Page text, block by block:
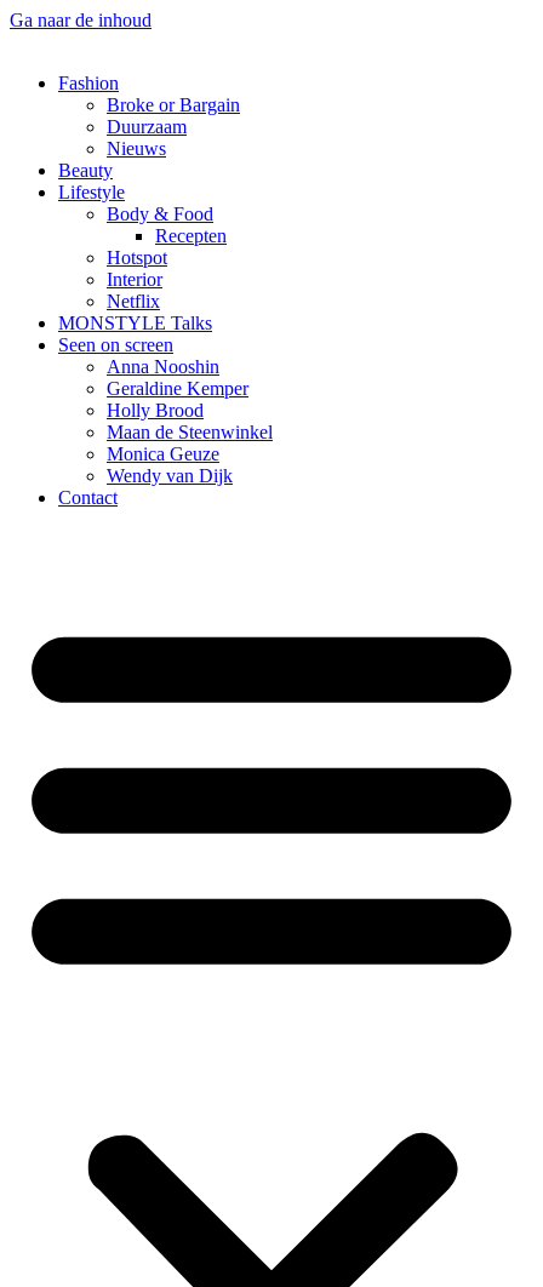
Ga naar de inhoud
Fashion
Broke or Bargain
Duurzaam
Nieuws
Beauty
Lifestyle
Body & Food
Recepten
Hotspot
Interior
Netflix
MONSTYLE Talks
Seen on screen
Anna Nooshin
Geraldine Kemper
Holly Brood
Maan de Steenwinkel
Monica Geuze
Wendy van Dijk
Contact